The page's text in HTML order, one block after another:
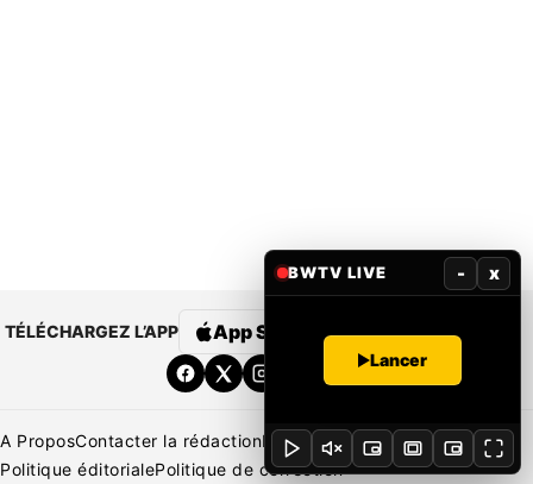
TÉLÉCHARGEZ L’APP App Store Google Play
A ProposContacter la rédactionRédaction Mentions légales
Politique éditorialePolitique de correction
BWTV LIVE - x
Lancer